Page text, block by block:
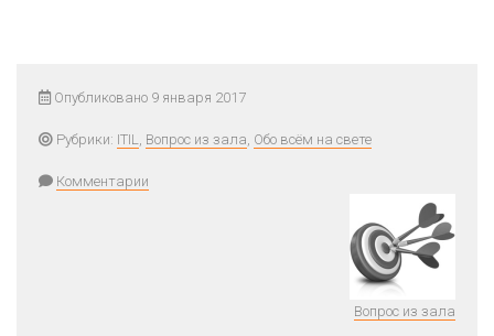
Опубликовано 9 января 2017
Рубрики: ITIL, Вопрос из зала, Обо всём на свете
Комментарии
Вопрос из зала